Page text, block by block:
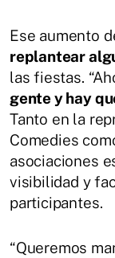
Ese aumento
replantear
las fiestas.
gente y hay
Tanto en la
Comedies
asociaciones
visibilidad y
participantes.
“Queremos